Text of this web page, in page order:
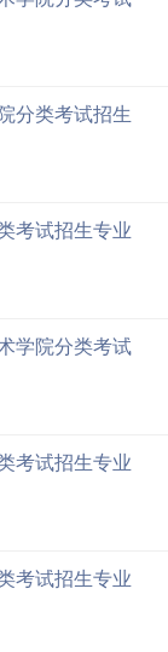
分类考试招生
考试招生专业
学院分类考试
考试招生专业
考试招生专业